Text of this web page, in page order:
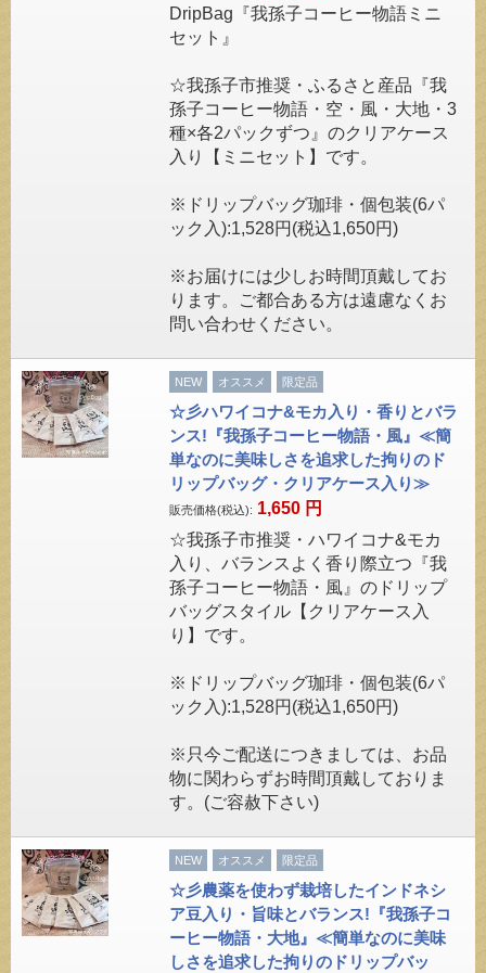
DripBag『我孫子コーヒー物語ミニ
セット』
☆我孫子市推奨・ふるさと産品『我
孫子コーヒー物語・空・風・大地・3
種×各2パックずつ』のクリアケース
入り【ミニセット】です。
※ドリップバッグ珈琲・個包装(6パ
ック入):1,528円(税込1,650円)
※お届けには少しお時間頂戴してお
ります。ご都合ある方は遠慮なくお
問い合わせください。
NEW オススメ 限定品
☆彡ハワイコナ&モカ入り・香りとバラ
ンス!『我孫子コーヒー物語・風』≪簡
単なのに美味しさを追求した拘りのド
リップバッグ・クリアケース入り≫
販売価格(税込): 1,650 円
☆我孫子市推奨・ハワイコナ&モカ
入り、バランスよく香り際立つ『我
孫子コーヒー物語・風』のドリップ
バッグスタイル【クリアケース入
り】です。
※ドリップバッグ珈琲・個包装(6パ
ック入):1,528円(税込1,650円)
※只今ご配送につきましては、お品
物に関わらずお時間頂戴しておりま
す。(ご容赦下さい)
NEW オススメ 限定品
☆彡農薬を使わず栽培したインドネシ
ア豆入り・旨味とバランス!『我孫子コ
ーヒー物語・大地』≪簡単なのに美味
しさを追求した拘りのドリップバッ